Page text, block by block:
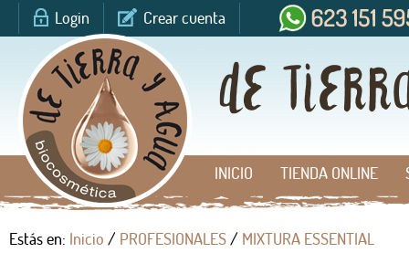
Login Crear cuenta
INICIO TIENDA ONLINE
Estás en: Inicio / PROFESIONALES/ MIXTURA ESSENTIAL